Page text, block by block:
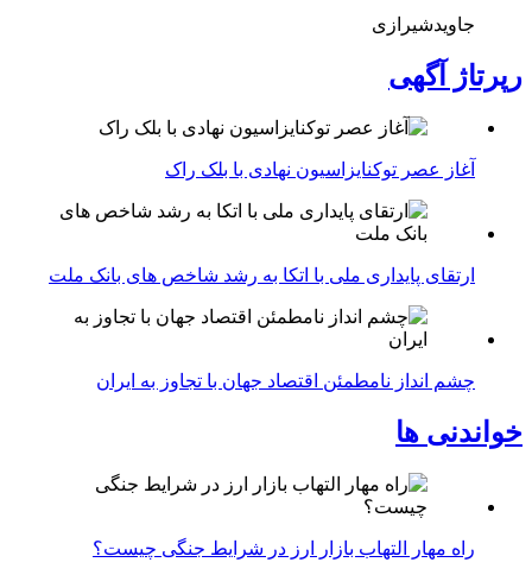
جاویدشیرازی
رپرتاژ آگهی
آغاز عصر توکنایزاسیون نهادی با بلک راک
ارتقای پایداری ملی با اتکا به رشد شاخص های بانک ملت
چشم انداز نامطمئن اقتصاد جهان با تجاوز به ایران
خواندنی ها
راه مهار التهاب بازار ارز در شرایط جنگی چیست؟